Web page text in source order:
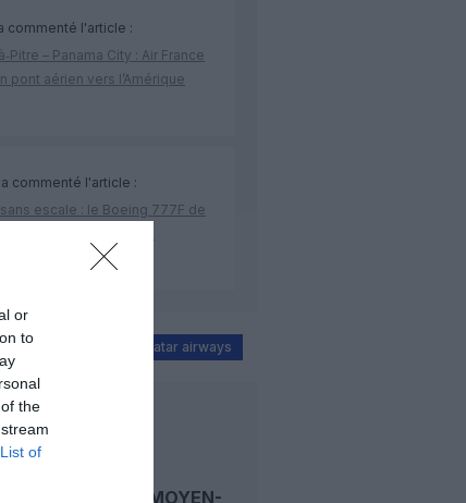
or
to
the
List of
commenté l'article :
– Panama City : Air France
pont aérien vers l’Amérique
commenté l'article :
sans escale : le Boeing 777F de
Qatar airways
LIRE AUSSI
CRISE AU MOYEN-